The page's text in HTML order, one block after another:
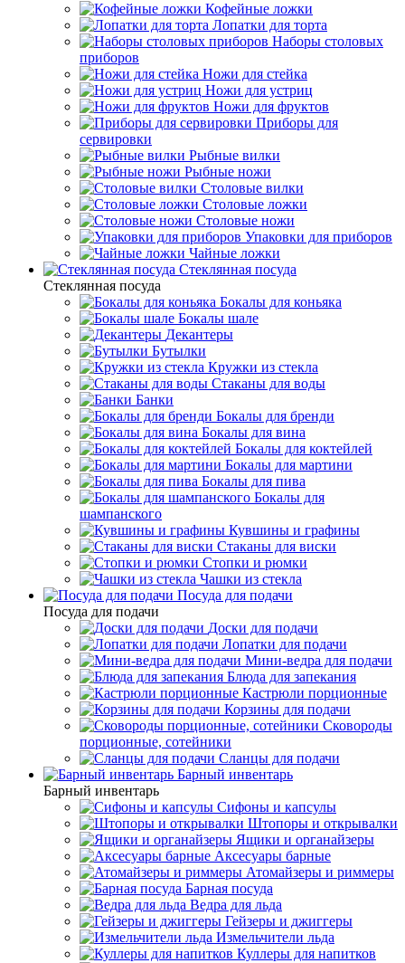
Кофейные ложки
Лопатки для торта
Наборы столовых
приборов
Ножи для стейка
Ножи для устриц
Ножи для фруктов
Приборы для
сервировки
Рыбные вилки
Рыбные ножи
Столовые вилки
Столовые ложки
Столовые ножи
Упаковки для приборов
Чайные ложки
Стеклянная посуда
Стеклянная посуда
Бокалы для коньяка
Бокалы шале
Декантеры
Бутылки
Кружки из стекла
Стаканы для воды
Банки
Бокалы для бренди
Бокалы для вина
Бокалы для коктейлей
Бокалы для мартини
Бокалы для пива
Бокалы для
шампанского
Кувшины и графины
Стаканы для виски
Стопки и рюмки
Чашки из стекла
Посуда для подачи
Посуда для подачи
Доски для подачи
Лопатки для подачи
Мини-ведра для подачи
Блюда для запекания
Кастрюли порционные
Корзины для подачи
Сковороды
порционные, сотейники
Сланцы для подачи
Барный инвентарь
Барный инвентарь
Сифоны и капсулы
Штопоры и открывалки
Ящики и органайзеры
Аксесуары барные
Атомайзеры и риммеры
Барная посуда
Ведра для льда
Гейзеры и джиггеры
Измельчители льда
Куллеры для напитков